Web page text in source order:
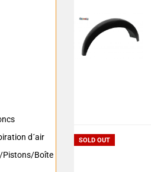
SOLD OUT
d´air
Pistons/Boîte